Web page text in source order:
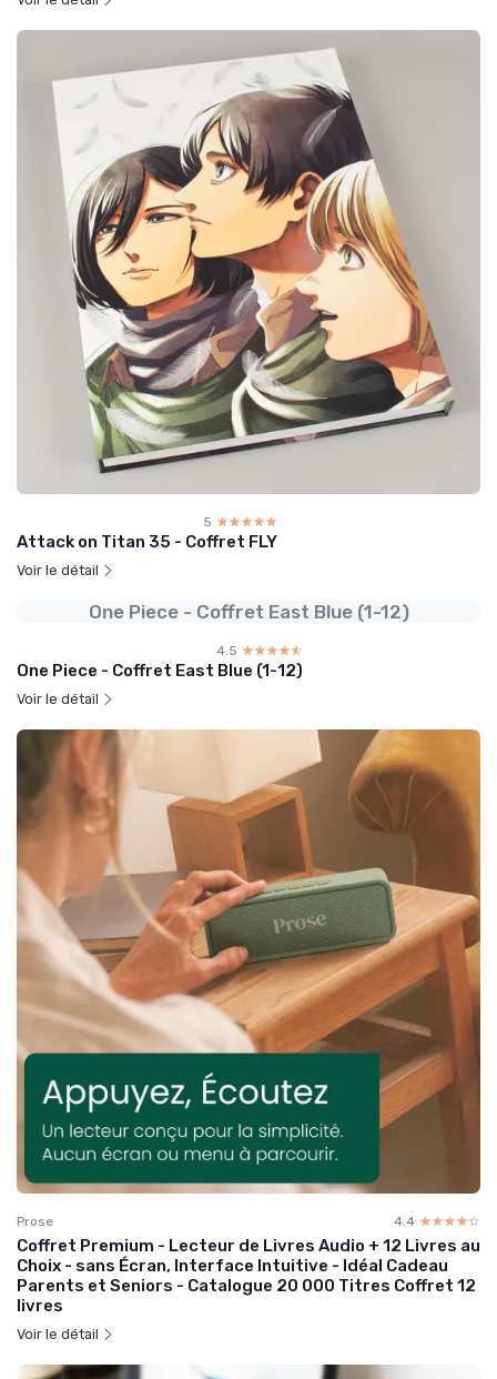
5 ☆☆☆☆☆
★★★★★
Attack on Titan 35 - Coffret FLY
Voir le détail
One Piece - Coffret East Blue (1-12)
4.5 ☆☆☆☆☆
★★★★★
One Piece - Coffret East Blue (1-12)
Voir le détail
Prose 4.4 ☆☆☆☆☆
★★★★★
Coffret Premium - Lecteur de Livres Audio + 12 Livres au
Choix - sans Écran, Interface Intuitive - Idéal Cadeau
Parents et Seniors - Catalogue 20 000 Titres Coffret 12
livres
Voir le détail